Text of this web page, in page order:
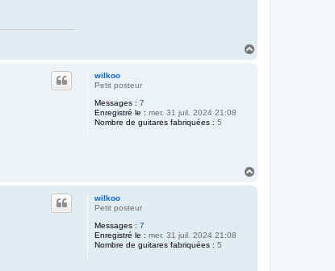
wilkoo
Petit posteur
Messages : 7
Enregistré le : mer. 31 juil. 2024 21:08
Nombre de guitares fabriquées : 5
wilkoo
Petit posteur
Messages : 7
Enregistré le : mer. 31 juil. 2024 21:08
Nombre de guitares fabriquées : 5